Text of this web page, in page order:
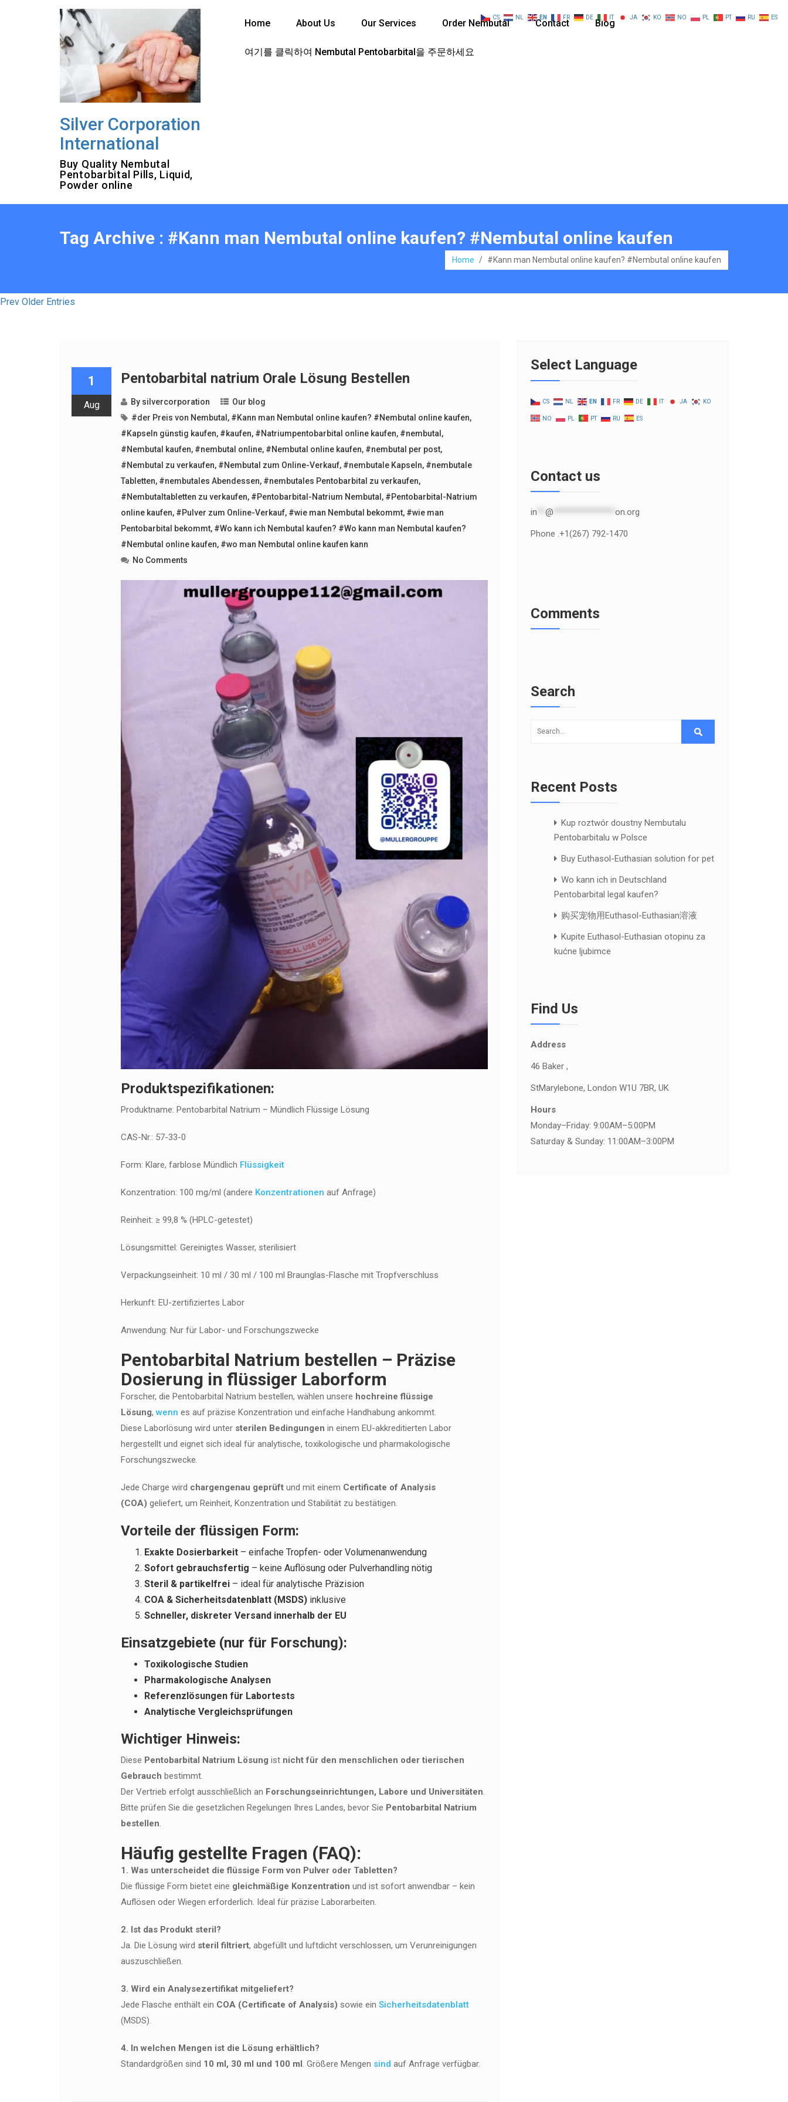
Silver Corporation
International
Buy Quality Nembutal
Pentobarbital Pills, Liquid,
Powder online
Home About Us Our Services Order Nembutal Contact Blog
여기를 클릭하여 Nembutal Pentobarbital을 주문하세요
Tag Archive : #Kann man Nembutal online kaufen? #Nembutal online kaufen
Home / #Kann man Nembutal online kaufen? #Nembutal online kaufen
Prev Older Entries
1
Aug
Pentobarbital natrium Orale Lösung Bestellen
By silvercorporation
Our blog
#der Preis von Nembutal , #Kann man Nembutal online kaufen? #Nembutal online kaufen,
#Kapseln günstig kaufen, #kaufen, #Natriumpentobarbital online kaufen, #nembutal ,
#Nembutal kaufen, #nembutal online, #Nembutal online kaufen, #nembutal per post,
#Nembutal zu verkaufen, #Nembutal zum Online-Verkauf, #nembutale Kapseln, #nembutale
Tabletten, #nembutales Abendessen, #nembutales Pentobarbital zu verkaufen,
#Nembutaltabletten zu verkaufen, #Pentobarbital-Natrium Nembutal , #Pentobarbital-Natrium
online kaufen, #Pulver zum Online-Verkauf, #wie man Nembutal bekommt, #wie man
Pentobarbital bekommt, #Wo kann ich Nembutal kaufen? #Wo kann man Nembutal kaufen?
#Nembutal online kaufen, #wo man Nembutal online kaufen kann
No Comments
Produktspezifikationen:
Produktname: Pentobarbital Natrium – Mündlich Flüssige Lösung
CAS-Nr.: 57-33-0
Form: Klare, farblose Mündlich Flüssigkeit
Konzentration: 100 mg/ml (andere Konzentrationenauf Anfrage)
Reinheit: ≥ 99,8 % (HPLC-getestet)
Lösungsmittel: Gereinigtes Wasser, sterilisiert
Verpackungseinheit: 10 ml / 30 ml / 100 ml Braunglas-Flasche mit Tropfverschluss
Herkunft: EU-zertifiziertes Labor
Anwendung: Nur für Labor- und Forschungszwecke
Pentobarbital Natrium bestellen – Präzise
Dosierung in flüssiger Laborform
Forscher, die Pentobarbital Natrium bestellen, wählen unsere hochreine flüssige
Lösung,wenn es auf präzise Konzentration und einfache Handhabung ankommt.
Diese Laborlösung wird unter sterilen Bedingungen in einem EU-akkreditierten Labor
hergestellt und eignet sich ideal für analytische, toxikologische und pharmakologische
Forschungszwecke.
Jede Charge wird chargengenau geprüft und mit einem Certificate of Analysis
(COA) geliefert, um Reinheit, Konzentration und Stabilität zu bestätigen.
Vorteile der flüssigen Form:
Exakte Dosierbarkeit – einfache Tropfen- oder Volumenanwendung
Sofort gebrauchsfertig – keine Auflösung oder Pulverhandling nötig
Steril & partikelfrei – ideal für analytische Präzision
COA & Sicherheitsdatenblatt (MSDS) inklusive
Schneller, diskreter Versand innerhalb der EU
Einsatzgebiete (nur für Forschung):
Toxikologische Studien
Pharmakologische Analysen
Referenzlösungen für Labortests
Analytische Vergleichsprüfungen
Wichtiger Hinweis:
Diese Pentobarbital Natrium Lösung ist nicht für den menschlichen oder tierischen
Gebrauch bestimmt.
Der Vertrieb erfolgt ausschließlich an Forschungseinrichtungen, Labore und Universitäten.
Bitte prüfen Sie die gesetzlichen Regelungen Ihres Landes, bevor Sie Pentobarbital Natrium
bestellen.
Häufig gestellte Fragen (FAQ):
1. Was unterscheidet die flüssige Form von Pulver oder Tabletten?
Die flüssige Form bietet eine gleichmäßige Konzentration und ist sofort anwendbar – kein
Auflösen oder Wiegen erforderlich. Ideal für präzise Laborarbeiten.
2. Ist das Produkt steril?
Ja. Die Lösung wird steril filtriert, abgefüllt und luftdicht verschlossen, um Verunreinigungen
auszuschließen.
3. Wird ein Analysezertifikat mitgeliefert?
Jede Flasche enthält ein COA (Certificate of Analysis) sowie einSicherheitsdatenblatt
(MSDS).
4. In welchen Mengen ist die Lösung erhältlich?
Standardgrößen sind 10 ml, 30 ml und 100 ml . Größere Mengen sind auf Anfrage verfügbar.
Select Language
CS NL EN FR DE IT JA KO
NO PL PT RU ES
Contact us
in @ on.org
Phone .+1(267) 792-1470
Comments
Search
Recent Posts
Kup roztwór doustny Nembutalu
Pentobarbitalu w Polsce
Buy Euthasol-Euthasian solution for pet
Wo kann ich in Deutschland
Pentobarbital legal kaufen?
购买宠物用Euthasol-Euthasian溶液
Kupite Euthasol-Euthasian otopinu za
kućne ljubimce
Find Us
Address
46 Baker ,
StMarylebone, London W1U 7BR, UK
Hours
Monday–Friday: 9:00AM–5:00PM
Saturday & Sunday: 11:00AM–3:00PM
CS NL EN FR DE IT JA KO NO PL PT RU ES